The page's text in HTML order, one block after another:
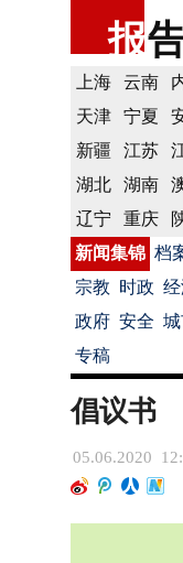
报
上海 云南
天津
宁夏
新疆
江苏
湖北
湖南
辽宁
重庆
新闻集锦 档
宗教 时政
政府 安全
专稿
倡议书
05.06.2020